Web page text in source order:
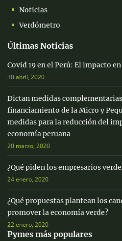
Noticias
Verdómetro
Últimas Noticias
Covid 19 en el Perú: El impacto
30 abril, 2020
Dictan medidas
financiamiento de la Micro y
medidas para la reducción del
economía peruana
20 marzo, 2020
¿Qué piden los empresarios
24 enero, 2020
¿Qué propuestas plantean los
promover la economía verde?
22 enero, 2020
Pymes más populares